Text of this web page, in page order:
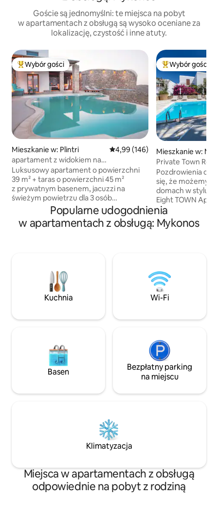
Goście są jednomyślni: te miejsca na pobyt
w apartamentach z obsługą są wysoko oceniane za
lokalizację, czystość i inne atuty.
Najpopularniejsze z kategorii Wybór gości
Wybór gości
Mieszkanie w: Plintri Średnia ocena: 4,99 na 5, liczba
4,99 (146)
apartament z widokiem na
morze/prywatny
basen/Mykonos/amallinisuites
Luksusowy apartament o powierzchni
39 m² + taras o powierzchni 45 m²
z prywatnym basenem, jacuzzi na
świeżym powietrzu dla 3 osób
i panoramicznym widokiem na morze.
Obejmuje łóżko typu queen z
anatomicznym materacem, sofę z
dźwiękowy Bluetooth Hi-Fi SONY. Duży
umeblowany taras z jadalnią na świeżym
powietrzu i cykladowym klimatem. Ciesz
się pełną prywatnością, 5-gwiazdkowym
dla par lub małych rodzin poszukujących
Wybór gości
Mieszkanie w:
Private Town
Mykonos Eight
Pozdrowienia od Chrisa
się, że możemy
domach w stylu
Eight TOWN
naszym gościom
naszych w pełni
apartamentach z
Twojej
wszystkie
Położony w
w bardzo
Mykonos.
Popularne udogodnienia
w apartamentach z obsługą: Mykonos
Kuchnia Wi-Fi
Basen
Bezpłatny parking
na miejscu
Klimatyzacja
Miejsca w apartamentach z obsługą
odpowiednie na pobyt z rodziną